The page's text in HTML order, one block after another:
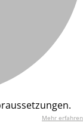
Mehr erfahren